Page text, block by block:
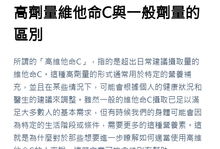
高劑量維他命C與一般劑量的
區別
所謂的「高維他命C」，指的是超出日常建議攝取量的
維他命C。這種高劑量的形式通常用於特定的營養補
充，並且在某些情況下，可能會根據個人的健康狀況和
醫生的建議來調整。雖然一般的維他命C攝取已足以滿
足大多數人的基本需求，但有時候我們的身體可能會因
為特定的生活階段或條件，需要更多的這種營養素。這
就是為什麼對於那些想要進一步瞭解如何適當使用高維